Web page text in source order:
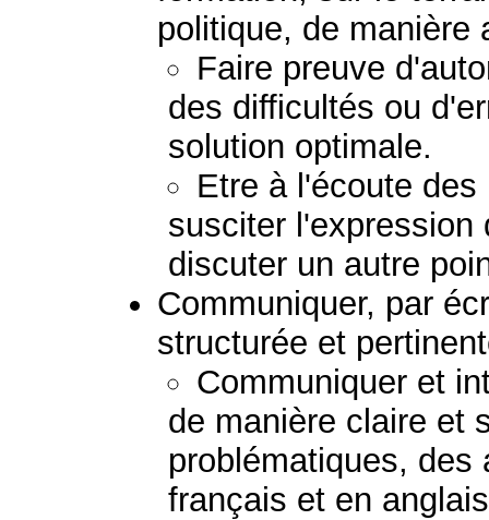
politique, de manière
Faire preuve
des difficultés ou
solution optimale.
Etre à l'écoute
susciter l'expression
discuter un autre
Communiquer, par
structurée et
Communiquer et
de manière claire et
problématiques,
français et en